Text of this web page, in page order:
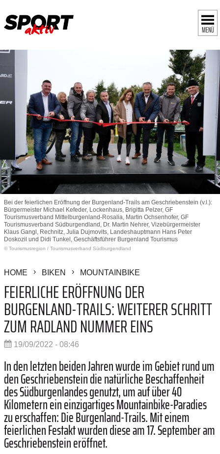
MENÜ
Bei der feierlichen Eröffnung der Burgenland-Trails am Geschriebenstein (v.l.):
Bürgermeister Michael Kefeder, Lockenhaus, Brigitta Pelzer, GF
Tourismusverband Mittelburgenland-Rosalia, Martin Ochsenhofer, GF
Tourismusverband Südburgendland, Dr. Martin Nehrer, Vizebürgermeister
Klaus Gangl, Rechnitz, Julia Dujmovits, Landeshauptmann Hans Peter
Doskozil und Didi Tunkel, Geschäftsführer Burgenland Tourismus
© Tourismusregion / Tourismusverband Südburgendland
HOME BIKEN MOUNTAINBIKE
FEIERLICHE ERÖFFNUNG DER
BURGENLAND-TRAILS: WEITERER SCHRITT
ZUM RADLAND NUMMER EINS
19/09/2022 - 08:46
In den letzten beiden Jahren wurde im Gebiet rund um
den Geschriebenstein die natürliche Beschaffenheit
des Südburgenlandes genutzt, um auf über 40
Kilometern ein einzigartiges Mountainbike-Paradies
zu erschaffen: Die Burgenland-Trails. Mit einem
feierlichen Festakt wurden diese am 17. September am
Geschriebenstein eröffnet.